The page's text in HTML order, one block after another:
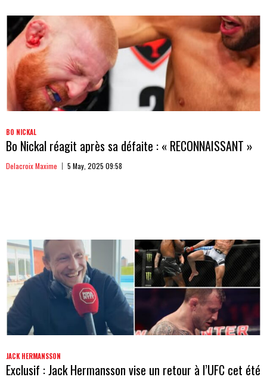
BO NICKAL
Bo Nickal réagit après sa défaite : « RECONNAISSANT »
Delacroix Maxime 5 May, 2025 09:58
JACK HERMANSSON
Exclusif : Jack Hermansson vise un retour à l’UFC cet été